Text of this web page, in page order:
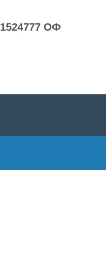
1524777 ОФ